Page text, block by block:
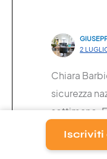
2
Chiara
sicurezza
settimane.
problema
Iscriviti